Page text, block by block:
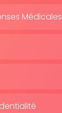
Médicales